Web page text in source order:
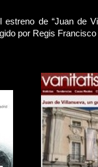
de “Juan de
por Regis